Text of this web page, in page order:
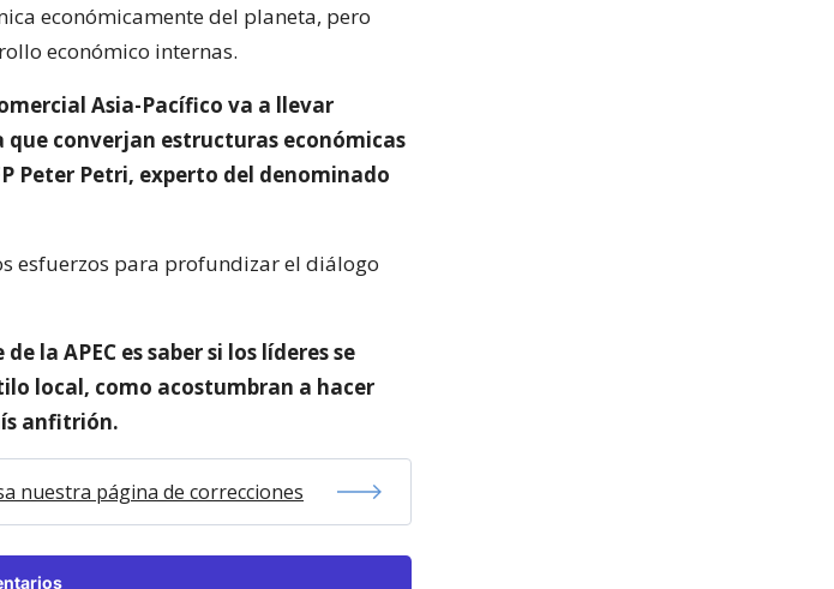
económicamente del planeta, pero
económico internas.
Asia-Pacífico va a llevar
que converjan estructuras económicas
Peter Petri, experto del denominado
esfuerzos para profundizar el diálogo
la APEC es saber si los líderes se
local, como acostumbran a hacer
anfitrión.
nuestra página de correcciones